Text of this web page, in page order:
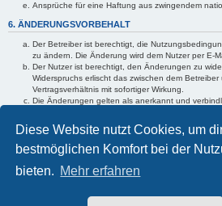
Diese Website nutzt Cookies, um
bestmöglichen Komfort bei der
bieten. Mehr erfahren
Ansprüche für eine Haftung aus zwingendem
6. ÄNDERUNGSVORBEHALT
Der Betreiber ist berechtigt, die
zu ändern. Die Änderung wird dem Nutzer per E-
Der Nutzer ist berechtigt, den Änderungen zu
Widerspruchs erlischt das zwischen dem
Vertragsverhältnis mit sofortiger Wirkung.
Die Änderungen gelten als anerkannt und
Informationen über den Umgang mit deinen
Datenschutzerklärung enthalten.